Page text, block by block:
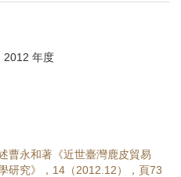
2012 年度
曹永和著《近世臺灣鹿皮貿易
研究》，14（2012.12），頁73